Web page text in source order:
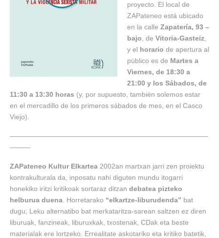
proyecto. El local de
ZAPateneo está ubicado
en la calle Zapatería, 93 –
bajo , de Vitoria-Gasteiz
y el horario de apertura al
público es de Martes a
Viernes, de 18:30 a
21:00 y los Sábados, de
11:30 a 13:30 horas (y, por supuesto, también solemos estar
en el mercadillo de los primeros sábados de mes, en el Casco
Viejo).
—————————————————————————————
———
ZAPateneo Kultur Elkartea 2002an martxan jarri zen proiektu
kontrakulturala da, inposatu nahi diguten mundu itogarri
honekiko iritzi kritikoak sortaraz ditzan debatea pizteko
helburua duena . Horretarako “elkartze-liburudenda” bat
dugu; Leku alternatibo bat merkataritza-sarean saltzen ez diren
liburuak, fanzineak, liburuxkak, txostenak, CDak eta beste
materialak ere lortzeko. Errealitate askotariko eta kritiko batetik,